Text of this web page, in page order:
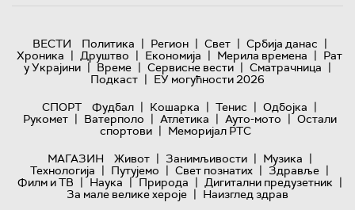
ВЕСТИ Политика | Регион | Свет | Србија данас |
Хроника | Друштво | Економија | Мерила времена | Рат
у Украјини | Време | Сервисне вести | Сматрачница |
Подкаст | ЕУ могућности 2026
СПОРТ
Фудбал | Кошарка | Тенис | Одбојка |
Рукомет | Ватерполо | Атлетика | Ауто-мото | Остали
спортови | Меморијал РТС
МАГАЗИН
Живот | Занимљивости | Музика |
Технологијa | Путујемо | Свет познатих | Здравље |
Филм и ТВ | Наука | Природа | Дигитални предузетник |
За мале велике хероје | Наизглед здрав